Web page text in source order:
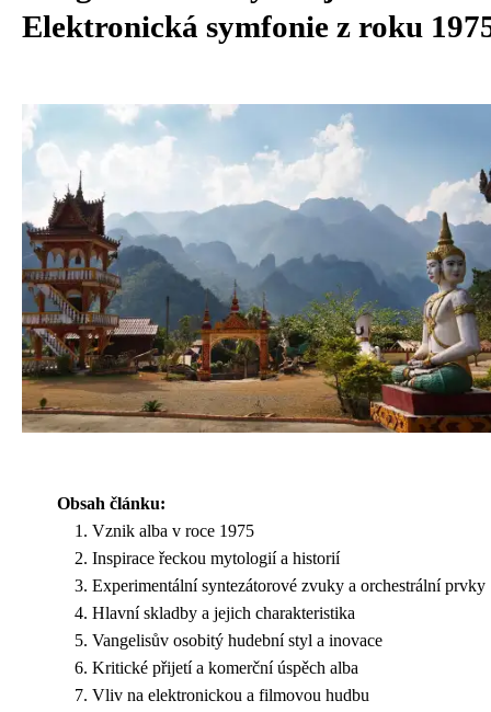
Elektronická symfonie z roku
Obsah článku:
Vznik alba v roce 1975
Inspirace řeckou mytologií a historií
Experimentální syntezátorové zvuky a orchestrální prvky
Hlavní skladby a jejich charakteristika
Vangelisův osobitý hudební styl a inovace
Kritické přijetí a komerční úspěch alba
Vliv na elektronickou a filmovou hudbu